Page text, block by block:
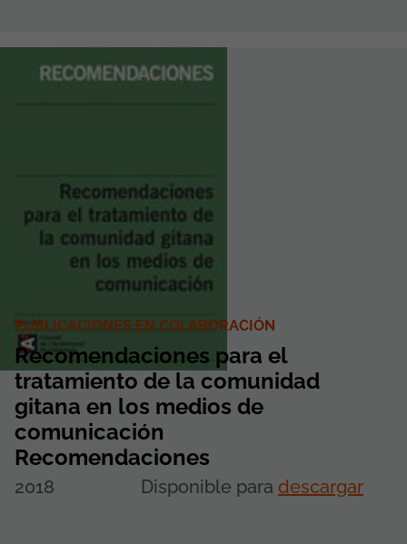
PUBLICACIONES EN COLABORACIÓN
Recomendaciones para el
tratamiento de la comunidad
gitana en los medios de
comunicación
Recomendaciones
2018 Disponible para descargar